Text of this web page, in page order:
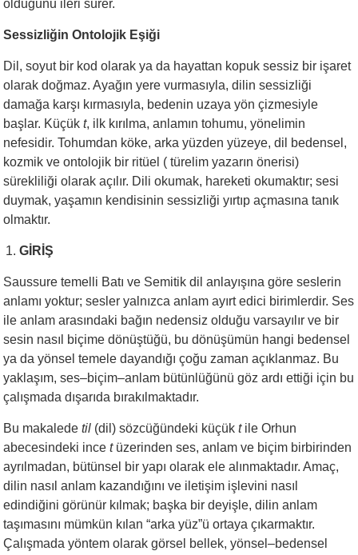
olduğunu ileri sürer.
Sessizliğin Ontolojik Eşiği
Dil, soyut bir kod olarak ya da hayattan kopuk sessiz bir işaret
olarak doğmaz. Ayağın yere vurmasıyla, dilin sessizliği
damağa karşı kırmasıyla, bedenin uzaya yön çizmesiyle
başlar. Küçükt, ilk kırılma, anlamın tohumu, yönelimin
nefesidir. Tohumdan köke, arka yüzden yüzeye, dil bedensel,
kozmik ve ontolojik bir ritüel ( türelim yazarın önerisi)
sürekliliği olarak açılır. Dili okumak, hareketi okumaktır; sesi
duymak, yaşamın kendisinin sessizliği yırtıp açmasına tanık
olmaktır.
GİRİŞ
Saussure temelli Batı ve Semitik dil anlayışına göre seslerin
anlamı yoktur; sesler yalnızca anlam ayırt edici birimlerdir. Ses
ile anlam arasındaki bağın nedensiz olduğu varsayılır ve bir
sesin nasıl biçime dönüştüğü, bu dönüşümün hangi bedensel
ya da yönsel temele dayandığı çoğu zaman açıklanmaz. Bu
yaklaşım, ses–biçim–anlam bütünlüğünü göz ardı ettiği için bu
çalışmada dışarıda bırakılmaktadır.
Bu makaledetil (dil) sözcüğündeki küçüktile Orhun
abecesindeki incetüzerinden ses, anlam ve biçim birbirinden
ayrılmadan, bütünsel bir yapı olarak ele alınmaktadır. Amaç,
dilin nasıl anlam kazandığını ve iletişim işlevini nasıl
edindiğini görünür kılmak; başka bir deyişle, dilin anlam
taşımasını mümkün kılan “arka yüz”ü ortaya çıkarmaktır.
Çalışmada yöntem olarak görsel bellek, yönsel–bedensel